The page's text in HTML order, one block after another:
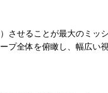
させることが最大のミッ
プ全体を俯瞰し、幅広い